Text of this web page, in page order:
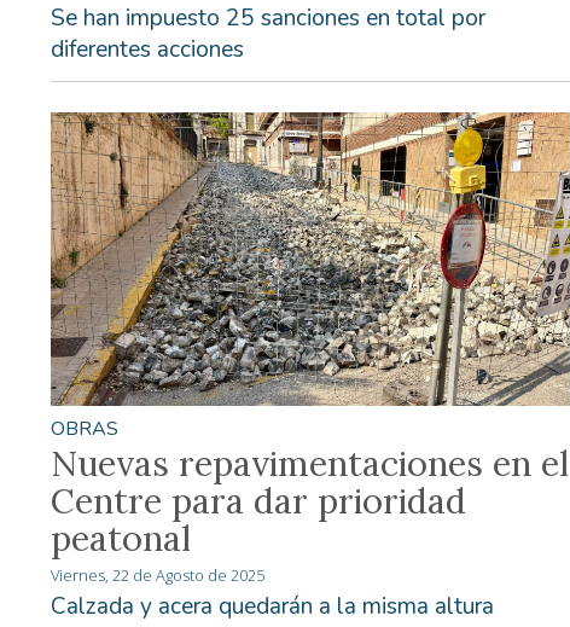
Se han impuesto 25 sanciones en total por
diferentes acciones
OBRAS
Nuevas repavimentaciones en el
Centre para dar prioridad
peatonal
Viernes, 22 de Agosto de 2025
Calzada y acera quedarán a la misma altura